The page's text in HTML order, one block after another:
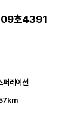
호4391
레이션